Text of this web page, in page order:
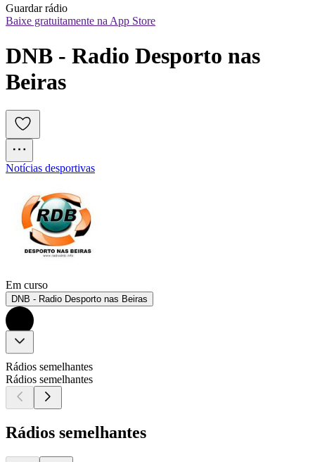
Guardar rádio
Baixe gratuitamente na App Store
DNB - Radio Desporto nas
Beiras
Notícias desportivas
Em curso
DNB - Radio Desporto nas Beiras
Rádios semelhantes
Rádios semelhantes
Rádios semelhantes